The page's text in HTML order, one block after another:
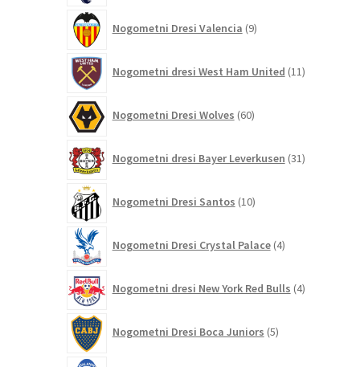
Nogometni Dresi Valencia 9izdelkov
Nogometni dresi West Ham United 11izdelkov
Nogometni Dresi Wolves 60izdelkov
Nogometni dresi Bayer Leverkusen 31izdelkov
Nogometni Dresi Santos 10izdelkov
Nogometni Dresi Crystal Palace 4izdelki
Nogometni dresi New York Red Bulls 4izdelki
Nogometni Dresi Boca Juniors 5izdelkov